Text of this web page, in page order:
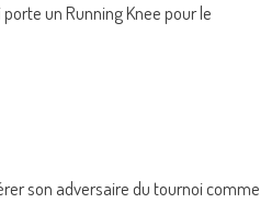
un Running Knee pour le
son adversaire du tournoi comme